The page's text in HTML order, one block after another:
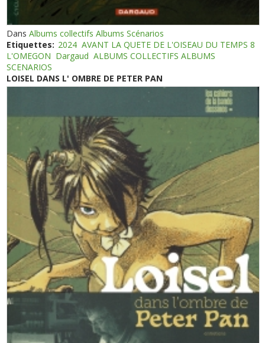
DansAlbums collectifs Albums Scénarios
Etiquettes: 2024 AVANT LA QUETE DE L'OISEAU DU TEMPS 8
L'OMEGON Dargaud ALBUMS COLLECTIFS ALBUMS
SCENARIOS
LOISEL DANS L' OMBRE DE PETER PAN